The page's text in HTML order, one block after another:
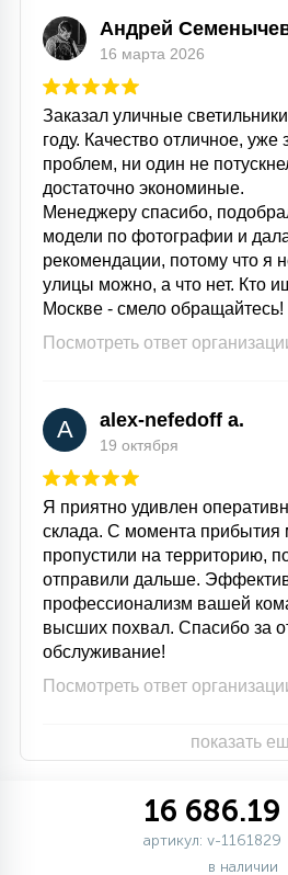
Андрей
16 марта 2026
Заказал уличные
году. Качество отличное,
проблем, ни один не
достаточно экономиные.
Менеджеру спасибо,
модели по фотографии и
рекомендации, потому что я
улицы можно, а что нет. Кто
Москве - смело обращайтесь!
Посмотреть ответ
A alex-nefedoff a.
19 октября
Я приятно удивлен
склада. С момента прибытия
пропустили на территорию,
отправили дальше.
профессионализм вашей
высших похвал. Спасибо за
обслуживание!
Посмотреть ответ
показать
16 686.19
артикул: v-1161829
в наличии